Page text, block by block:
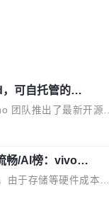
可自托管的分
团队推出了最新开源项
机器上运行 Cloudflare
的守护进程。 设
是一个独立的 SQLite
制到你自己的 S3 兼容
过这个存储库协调——
畅/AI榜：vivo夺
星Galaxy Z系列
由于存储等硬件成本暴
好过啊，新机速度明显